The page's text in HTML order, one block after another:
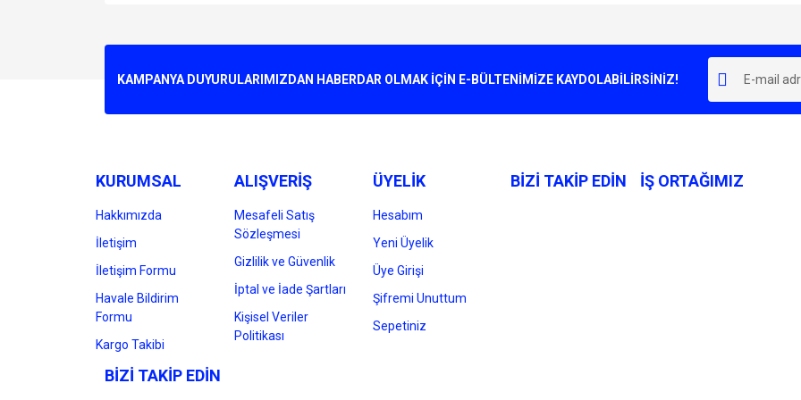
Ürün resmi kalitesiz, bozuk veya görüntülenemiyor.
Bu ürüne benzer farklı alternatifler olmalı.
KAMPANYA DUYURULARIMIZDAN HABERDAR OLMAK İÇİN E-BÜLTENİMİZE KAYDOLABİLİRSİNİZ!
KURUMSAL
Hakkımızda
İletişim
İletişim Formu
Havale Bildirim
Formu
Kargo Takibi
ALIŞVERİŞ
Mesafeli Satış
Sözleşmesi
Gizlilik ve Güvenlik
İptal ve İade Şartları
Kişisel Veriler
Politikası
ÜYELİK
Hesabım
Yeni Üyelik
Üye Girişi
Şifremi Unuttum
Sepetiniz
BİZİ TAKİP EDİN İŞ ORTAĞIMIZ
BİZİ TAKİP EDİN